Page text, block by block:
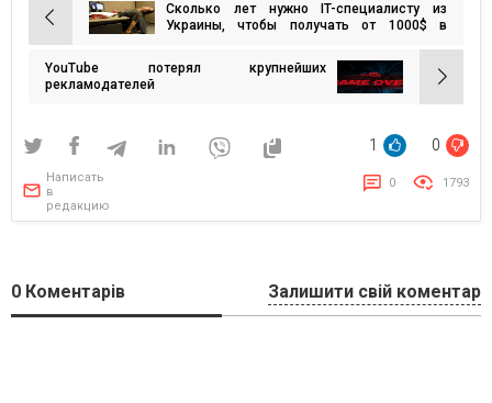
Навигация
по
записям
Сколько лет нужно IT-специалисту из
Украины, чтобы получать от 1000$ в
YouTube потерял крупнейших
рекламодателей
1 0
Написать
в
редакцию
0 1793
0 Коментарів Залишити свій коментар